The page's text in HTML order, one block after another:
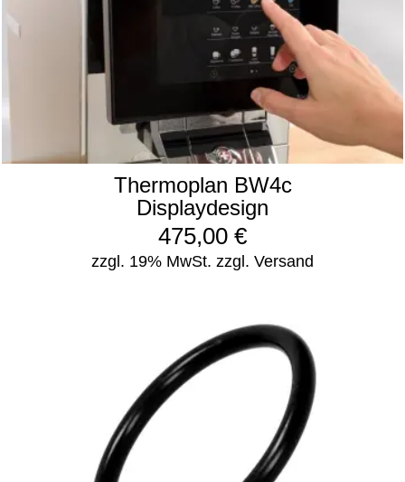
Thermoplan BW4c
Displaydesign
zzgl. 19% MwSt. zzgl. Versand
475,00 €